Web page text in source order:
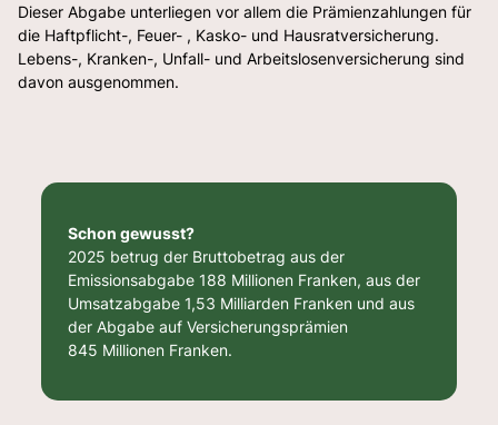
Dieser Abgabe unterliegen vor allem die Prämienzahlungen für
die Haftpflicht-, Feuer- , Kasko- und Hausratversicherung.
Lebens-, Kranken-, Unfall- und Arbeitslosenversicherung sind
davon ausgenommen.
Schon gewusst?
2025 betrug der Bruttobetrag aus der
Emissionsabgabe 188 Millionen Franken, aus der
Umsatzabgabe 1,53 Milliarden Franken und aus
der Abgabe auf Versicherungsprämien
845 Millionen Franken.